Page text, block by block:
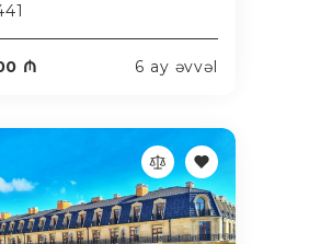
₼ 6 ay əvvəl